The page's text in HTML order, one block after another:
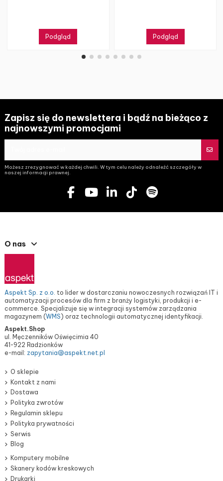
Podgląd Podgląd
Zapisz się do newslettera i bądź na bieżąco z
najnowszymi promocjami
Możesz zrezygnować w każdej chwili. W tym celu należy odnaleźć szczegóły w
naszej informacji prawnej.
O nas
Aspekt Sp. z o.o. to lider w dostarczaniu nowoczesnych rozwiązań IT i
automatyzacji procesów dla firm z branży logistyki, produkcji i e-
commerce. Specjalizuje się w integracji systemów zarządzania
magazynem (WMS) oraz technologii automatycznej identyfikacji.
Aspekt.Shop
ul. Męczenników Oświęcimia 40
41-922 Radzionków
e-mail: zapytania@aspekt.net.pl
O sklepie
Kontakt z nami
Dostawa
Polityka zwrotów
Regulamin sklepu
Polityka prywatności
Serwis
Blog
Komputery mobilne
Skanery kodów kreskowych
Drukarki